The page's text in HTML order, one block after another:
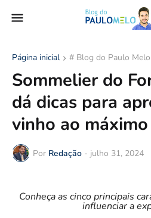
Página inicial # Blog do Paulo Melo
Sommelier do
dá dicas para
vinho ao máximo
Por Redação - julho 31, 2024
Conheça as cinco principais
influenciar a